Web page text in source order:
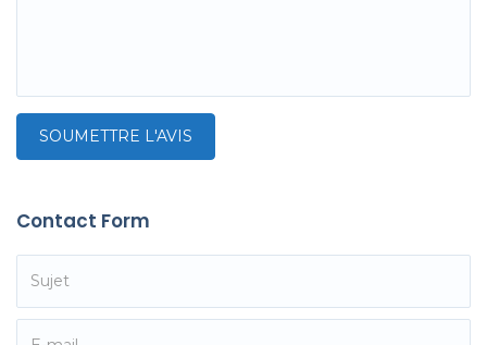
Contact Form